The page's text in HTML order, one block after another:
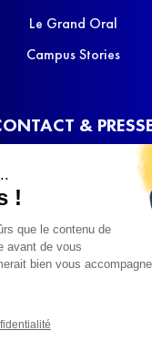
!
que le contenu de
avant de vous
bien vous
Le Grand Oral
Campus Stories
&